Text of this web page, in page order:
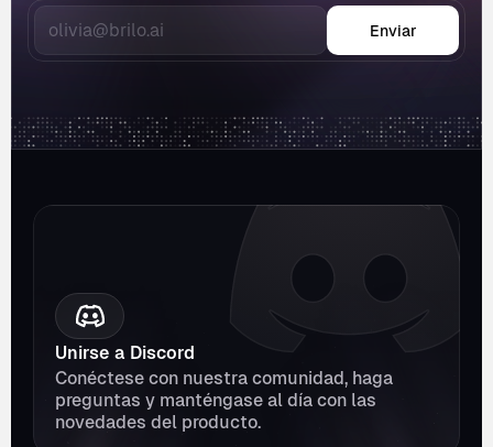
Enviar
Unirse a Discord
Conéctese con nuestra comunidad, haga
preguntas y manténgase al día con las
novedades del producto.